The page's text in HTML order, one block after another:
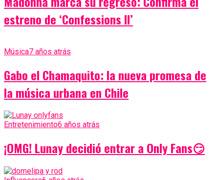
estreno de ‘Confessions II’
Música7 años atrás
Gabo el Chamaquito: la nueva promesa de
la música urbana en Chile
Entretenimiento6 años atrás
¡OMG! Lunay decidió entrar a Only Fans😏